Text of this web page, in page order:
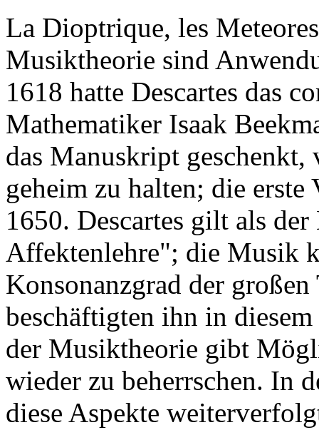
La Dioptrique, les
Musiktheorie sind
1618 hatte Descartes das
Mathematiker Isaak
das Manuskript
geheim zu halten; die
1650. Descartes gilt als
Affektenlehre"; die Musik
Konsonanzgrad der
beschäftigten ihn in
der Musiktheorie gibt
wieder zu beherrschen. In
diese Aspekte